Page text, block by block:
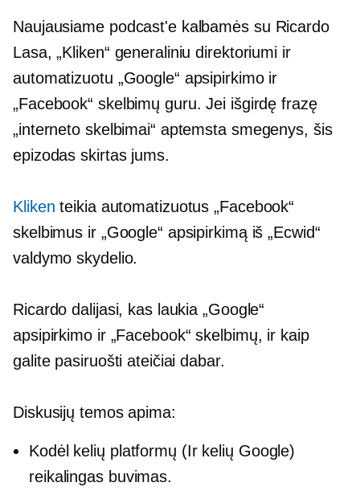
Naujausiame podcast'e kalbamės su Ricardo
Lasa, „Kliken“ generaliniu direktoriumi ir
automatizuotu „Google“ apsipirkimo ir
„Facebook“ skelbimų guru. Jei išgirdę frazę
„interneto skelbimai“ aptemsta smegenys, šis
epizodas skirtas jums.
Kliken teikia automatizuotus „Facebook“
skelbimus ir „Google“ apsipirkimą iš „Ecwid“
valdymo skydelio.
Ricardo dalijasi, kas laukia „Google“
apsipirkimo ir „Facebook“ skelbimų, ir kaip
galite pasiruošti ateičiai dabar.
Diskusijų temos apima:
Kodėl kelių platformų (Ir kelių Google)
reikalingas buvimas.